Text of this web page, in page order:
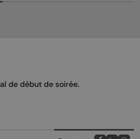
FaceBook
sur LinkedIn
sur Whatsapp
de début de soirée.